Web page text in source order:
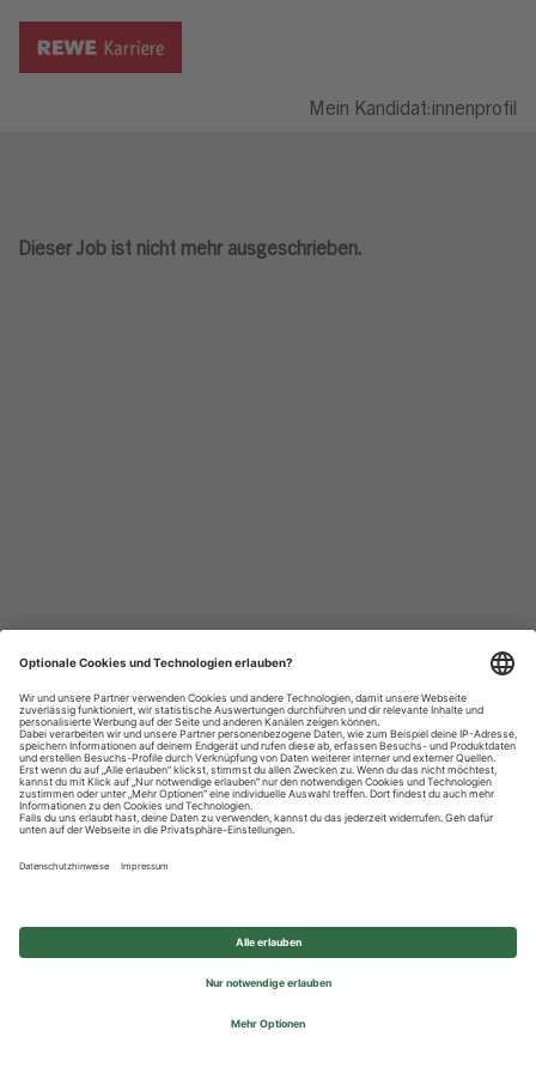
Mein Kandidat:innenprofil
Dieser Job ist nicht mehr ausgeschrieben.
Datenschutzhinweise
Impressum
Privatsphäre-Einstellungen
© 2026 REWE Group - All rights reserved